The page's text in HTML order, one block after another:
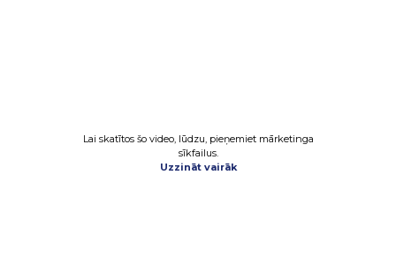
Lai skatītos šo video, lūdzu, pieņemiet mārketinga
sīkfailus.
Uzzināt vairāk